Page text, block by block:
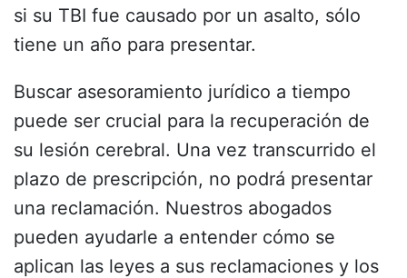
si su TBI fue causado por un asalto, sólo
tiene un año para presentar.
Buscar asesoramiento jurídico a tiempo
puede ser crucial para la recuperación de
su lesión cerebral. Una vez transcurrido el
plazo de prescripción, no podrá presentar
una reclamación. Nuestros abogados
pueden ayudarle a entender cómo se
aplican las leyes a sus reclamaciones y los